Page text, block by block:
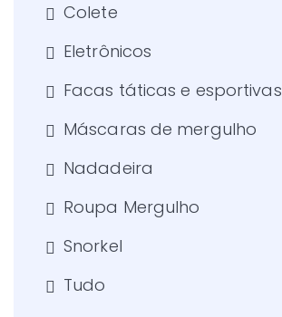
Colete
Eletrônicos
Facas táticas e esportivas
Máscaras de mergulho
Nadadeira
Roupa Mergulho
Snorkel
Tudo